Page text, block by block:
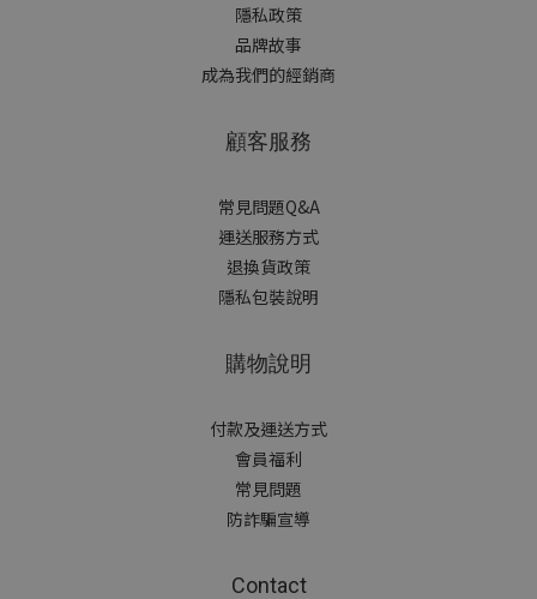
隱私政策
品牌故事
成為我們的經銷商
顧客服務
常見問題Q&A
運送服務方式
退換貨政策
隱私包裝說明
購物說明
付款及運送方式
會員福利
常見問題
防詐騙宣導
Contact